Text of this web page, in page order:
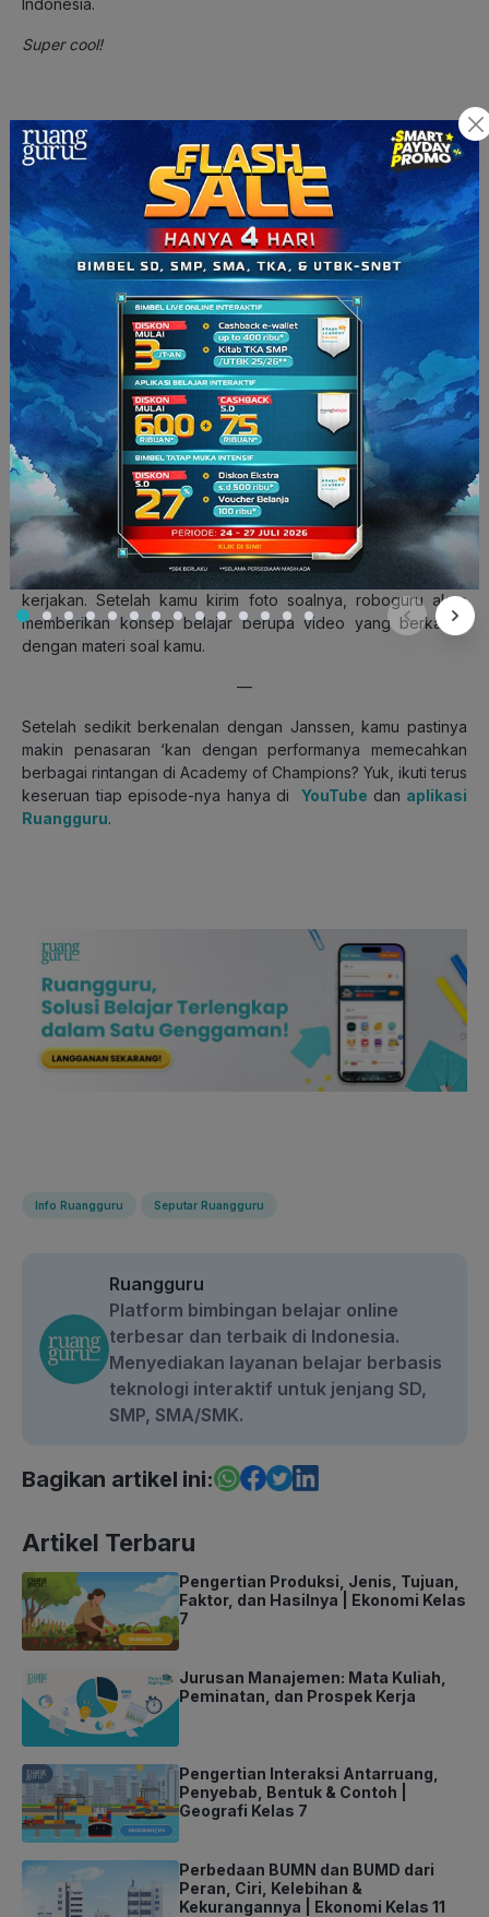
Super cool!
Pengalaman Janssen Pakai
Ruangguru
Dengan sederet prestasi yang berhasil diraih Janssen, pasti
kamu penasaran ‘kan apa sih rahasia belajarnya? Ternyata,
Janssen pengguna aplikasi Ruangguru, loh.Psst, ada tiga
fitur unggulan yang dipakai oleh Janssen, yaitu ruangbelajar,
ruanguji dan roboguru.
Dengan ruangbelajar
, Janssen bisa belajar matematika
dengan lebih seru melalui video belajar inteaktif yang bikin
konsep dan rumus matematika lebih mudah dipahami.
Terus, kalau sudah mendekati ujian, Janssen pakairuanguji
buat ikutan try out onlinegratis yang menyajikan latihan soal
dalam berbagai tingkat kesulitan.
Kalau ada soal yang nggak dipahami gimana? Gampang,
tinggal foto soal kamu keroboguru.Roboguru akan
memberikan cara penyelesaian dari soal-soal yang kamu
berikan dengan hanya mengirim foto soal yang sedang kamu
kerjakan. Setelah kamu kirim foto soalnya, roboguru akan
memberikan konsep belajar berupa video yang berkaitan
dengan materi soal kamu.
—
Setelah sedikit berkenalan dengan Janssen, kamu pastinya
makin penasaran ‘kan dengan performanya memecahkan
berbagai rintangan di Academy of Champions? Yuk, ikuti terus
keseruan tiap episode-nya hanya di YouTube dan aplikasi
Ruangguru.
Info Ruangguru Seputar Ruangguru
Ruangguru
Platform bimbingan belajar online
terbesar dan terbaik di Indonesia.
Menyediakan layanan belajar berbasis
teknologi interaktif untuk jenjang SD,
SMP, SMA/SMK.
Bagikan artikel ini:
Artikel Terbaru
Pengertian Produksi, Jenis, Tujuan,
Faktor, dan Hasilnya | Ekonomi Kelas
7
Jurusan Manajemen: Mata Kuliah,
Peminatan, dan Prospek Kerja
Pengertian Interaksi Antarruang,
Penyebab, Bentuk & Contoh |
Geografi Kelas 7
Perbedaan BUMN dan BUMD dari
Peran, Ciri, Kelebihan &
Kekurangannya | Ekonomi Kelas 11